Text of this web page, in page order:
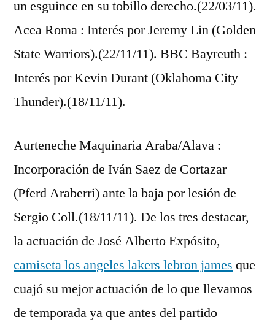
un esguince en su tobillo derecho.(22/03/11).
Acea Roma : Interés por Jeremy Lin (Golden
State Warriors).(22/11/11). BBC Bayreuth :
Interés por Kevin Durant (Oklahoma City
Thunder).(18/11/11).
Aurteneche Maquinaria Araba/Alava :
Incorporación de Iván Saez de Cortazar
(Pferd Araberri) ante la baja por lesión de
Sergio Coll.(18/11/11). De los tres destacar,
la actuación de José Alberto Expósito,
camiseta los angeles lakers lebron james que
cuajó su mejor actuación de lo que llevamos
de temporada ya que antes del partido